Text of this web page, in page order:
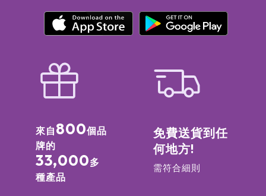
來自 800個品
牌的
33,000多
種產品
免費送貨到任
何地方!
需符合細則